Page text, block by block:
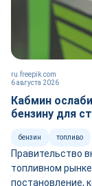
6 августа 2026
ru.freepik.com
Кабмин
бензину для
бензин топливо
Правительство
топливном
постановление,